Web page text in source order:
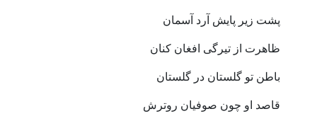
پشت زیر پایش آرد آسمان
ظاهرت از تیرگی افغان کنان
باطن تو گلستان در گلستان
قاصد او چون صوفیان روترش